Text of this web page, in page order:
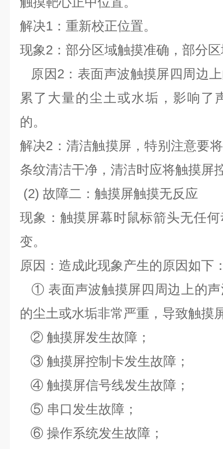
解决1 ：重新校正位置。
现象2 ：部分区域触摸准确，部分
原因2 ：表面声波触摸屏四周边
累了大量的尘土或水垢，影响了
的。
解决2 ：清洁触摸屏，特别注意要
条纹清洁干净，清洁时应将触摸屏
(2) 故障二：触摸屏触摸无反应
现象：触摸屏幕时鼠标箭头无任
变。
原因：造成此现象产生的原因如下
① 表面声波触摸屏四周边上的声
的尘土或水垢非常严重，导致触摸
② 触摸屏发生故障；
③ 触摸屏控制卡发生故障；
④ 触摸屏信号线发生故障；
⑤ 串口发生故障；
⑥ 操作系统发生故障；